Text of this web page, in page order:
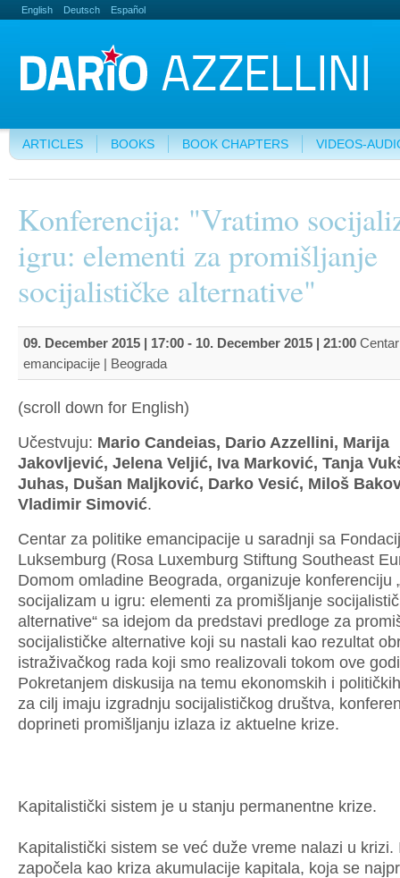
English Deutsch Español
ARTICLES BOOKS BOOK CHAPTERS VIDEOS-
Konferencija: "Vratimo
igru: elementi za promišljanje
socijalističke alternative"
09. December 2015 | 17:00 - 10. December 2015 | 21:00
emancipacije | Beograda
(scroll down for English)
Učestvuju: Mario Candeias, Dario Azzellini, Marija
Jakovljević, Jelena Veljić, Iva Marković, Tanja
Juhas, Dušan Maljković, Darko Vesić, Miloš
Vladimir Simović.
Centar za politike emancipacije u saradnji sa
Luksemburg (Rosa Luxemburg Stiftung Southeast
Domom omladine Beograda, organizuje konferenciju
socijalizam u igru: elementi za promišljanje
alternative“ sa idejom da predstavi predloge za
socijalističke alternative koji su nastali kao rezultat
istraživačkog rada koji smo realizovali tokom ove
Pokretanjem diskusija na temu ekonomskih i
za cilj imaju izgradnju socijalističkog društva,
doprineti promišljanju izlaza iz aktuelne krize.
Kapitalistički sistem je u stanju permanentne krize.
Kapitalistički sistem se već duže vreme nalazi u krizi.
započela kao kriza akumulacije kapitala, koja se